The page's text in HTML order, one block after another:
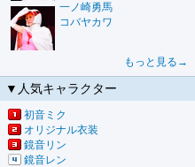
一ノ崎勇馬
コバヤカワ
もっと見る→
▼人気キャラクター
初音ミク
オリジナル衣装
鏡音リン
鏡音レン